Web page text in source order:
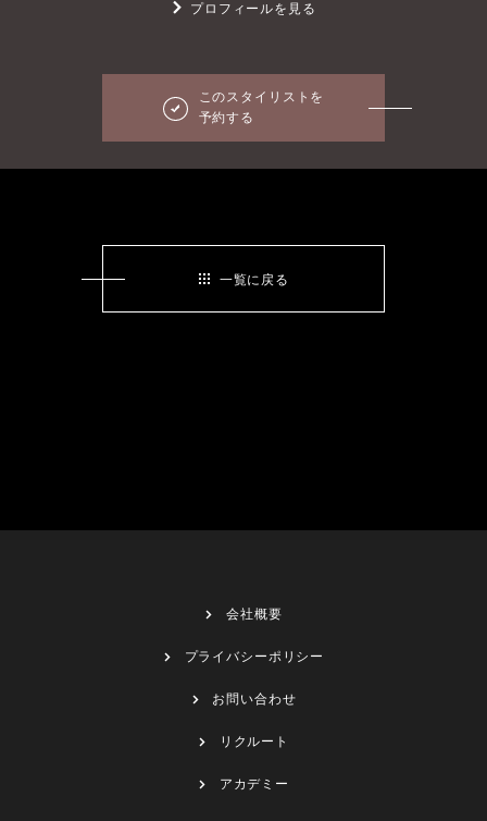
プロフィールを見る
このスタイリストを
予約する
一覧に戻る
会社概要
プライバシーポリシー
お問い合わせ
リクルート
アカデミー